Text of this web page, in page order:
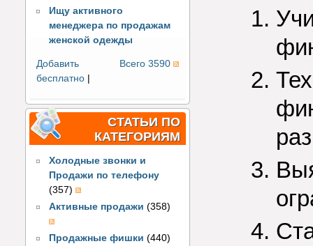
Ищу активного
менеджера по продажам
женской одежды
Всего 3590
Добавить
бесплатно |
СТАТЬИ ПО
КАТЕГОРИЯМ
Холодные звонки и
Продажи по телефону
(357)
Активные продажи (358)
Продажные фишки (440)